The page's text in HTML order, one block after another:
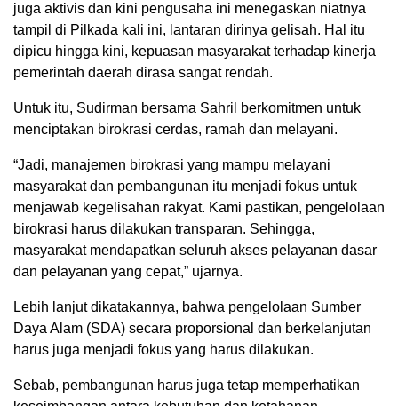
juga aktivis dan kini pengusaha ini menegaskan niatnya
tampil di Pilkada kali ini, lantaran dirinya gelisah. Hal itu
dipicu hingga kini, kepuasan masyarakat terhadap kinerja
pemerintah daerah dirasa sangat rendah.
Untuk itu, Sudirman bersama Sahril berkomitmen untuk
menciptakan birokrasi cerdas, ramah dan melayani.
“Jadi, manajemen birokrasi yang mampu melayani
masyarakat dan pembangunan itu menjadi fokus untuk
menjawab kegelisahan rakyat. Kami pastikan, pengelolaan
birokrasi harus dilakukan transparan. Sehingga,
masyarakat mendapatkan seluruh akses pelayanan dasar
dan pelayanan yang cepat,” ujarnya.
Lebih lanjut dikatakannya, bahwa pengelolaan Sumber
Daya Alam (SDA) secara proporsional dan berkelanjutan
harus juga menjadi fokus yang harus dilakukan.
Sebab, pembangunan harus juga tetap memperhatikan